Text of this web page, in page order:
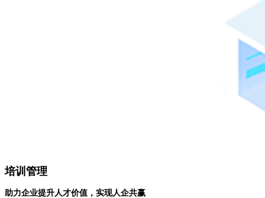
培训管理
助力企业提升人才价值，实现人企共赢